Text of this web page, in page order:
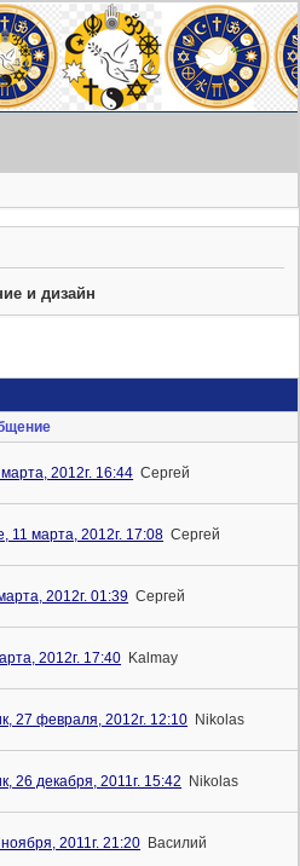
и дизайн
2012г. 16:44 Сергей
11 марта, 2012г. 17:08 Сергей
2012г. 01:39 Сергей
2012г. 17:40 Kalmay
27 февраля, 2012г. 12:10 Nikolas
26 декабря, 2011г. 15:42 Nikolas
2011г. 21:20 Василий